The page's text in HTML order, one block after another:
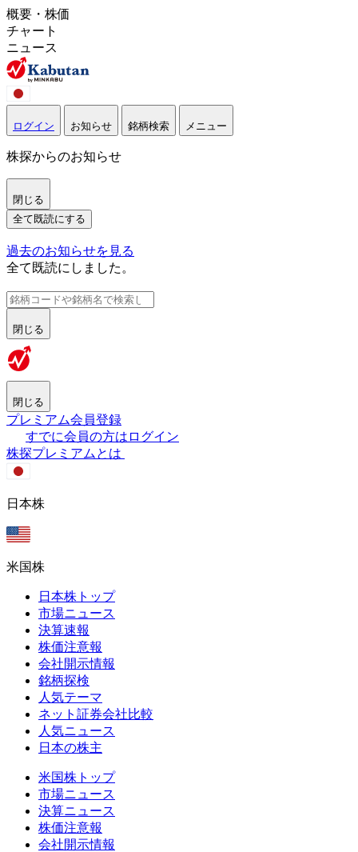
概要・株価
チャート
ニュース
ログイン お知らせ 銘柄検索 メニュー
株探からのお知らせ
閉じる
全て既読にする
過去のお知らせを見る
全て既読にしました。
閉じる
閉じる
プレミアム会員登録
すでに会員の方はログイン
株探プレミアムとは
日本株
米国株
日本株トップ
市場ニュース
決算速報
株価注意報
会社開示情報
銘柄探検
人気テーマ
ネット証券会社比較
人気ニュース
日本の株主
米国株トップ
市場ニュース
決算ニュース
株価注意報
会社開示情報